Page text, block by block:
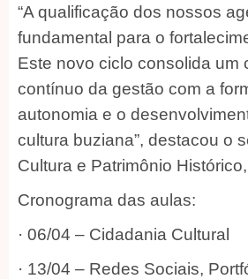
“A qualificação dos nossos
fundamental para o
Este novo ciclo consolida um
contínuo da gestão com a
autonomia e o
cultura buziana”, destacou o
Cultura e Patrimônio
Cronograma das aulas:
· 06/04 – Cidadania Cultural
· 13/04 – Redes Sociais,